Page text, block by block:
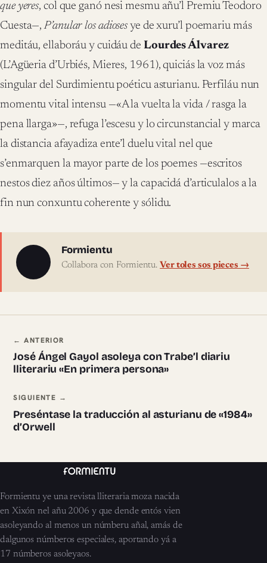
que yeres, col que ganó nesi mesmu añu’l Premiu Teodoro
Cuesta—,P’anular los adiosesye de xuru’l poemariu más
meditáu, ellaboráu y cuidáu de Lourdes Álvarez
(L’Agüeria d’Urbiés, Mieres, 1961), quiciás la voz más
singular del Surdimientu poéticu asturianu. Perfiláu nun
momentu vital intensu —«A la vuelta la vida / rasga la
pena llarga»—, refuga l’escesu y lo circunstancial y marca
la distancia afayadiza ente’l duelu vital nel que
s’enmarquen la mayor parte de los poemes —escritos
nestos diez años últimos— y la capacidá d’articulalos a la
fin nun conxuntu coherente y sólidu.
Sobre l'autor
Formientu
Collabora con Formientu. Ver toles sos pieces →
Navegación ente pieces
← ANTERIOR
José Ángel Gayol asoleya con Trabe’l diariu
lliterariu «En primera persona»
SIGUIENTE →
Preséntase la traducción al asturianu de «1984»
d’Orwell
Formientu ye una revista lliteraria moza nacida
en Xixón nel añu 2006 y que dende entós vien
asoleyando al menos un númberu añal, amás de
dalgunos númberos especiales, aportando yá a
17 númberos asoleyaos.